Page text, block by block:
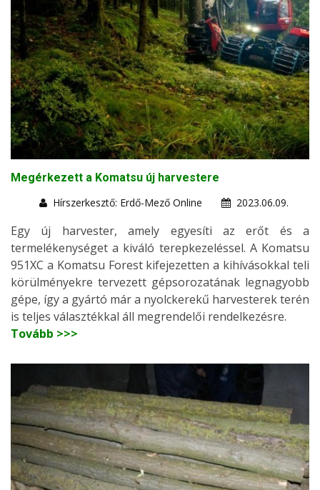
Megérkezett a Komatsu új harvestere
Hírszerkesztő: Erdő-Mező Online
2023.06.09.
Egy új harvester, amely egyesíti az erőt és a
termelékenységet a kiváló terepkezeléssel. A Komatsu
951XC a Komatsu Forest kifejezetten a kihívásokkal teli
körülményekre tervezett gépsorozatának legnagyobb
gépe, így a gyártó már a nyolckerekű harvesterek terén
is teljes választékkal áll megrendelői rendelkezésre.
Tovább >>>